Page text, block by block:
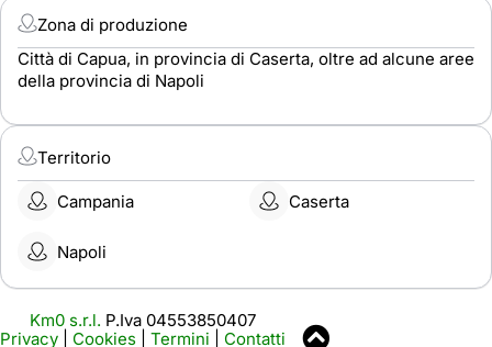
Zona di produzione
Città di Capua, in provincia di Caserta, oltre ad alcune aree
della provincia di Napoli
Territorio
Campania Caserta
Napoli
Km0 s.r.l. P.Iva 04553850407
Privacy
Cookies Termini Contatti